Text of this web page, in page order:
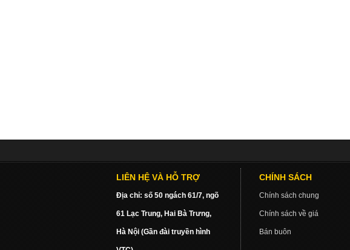
LIÊN HỆ VÀ HỖ TRỢ
Địa chỉ: số 50 ngách 61/7, ngõ
61 Lạc Trung, Hai Bà Trưng,
Hà Nội (Gần đài truyền hình
CHÍNH SÁCH
Chính sách chung
Chính sách về giá
Bán buôn